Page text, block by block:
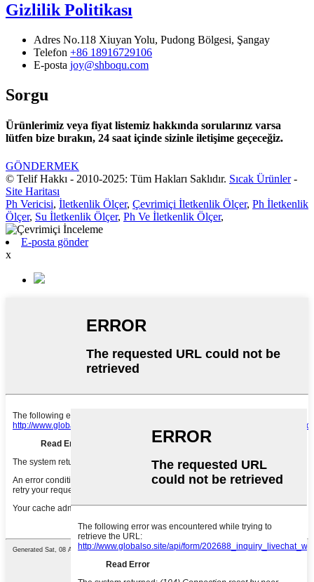
Gizlilik Politikası
Adres No.118 Xiuyan Yolu, Pudong Bölgesi, Şangay
Telefon +86 18916729106
E-posta joy@shboqu.com
Sorgu
Ürünlerimiz veya fiyat listemiz hakkında sorularınız varsa
lütfen bize bırakın, 24 saat içinde sizinle iletişime geçeceğiz.
GÖNDERMEK
© Telif Hakkı - 2010-2025: Tüm Hakları Saklıdır. Sıcak Ürünler-
Site Haritası
Ph Vericisi, İletkenlik Ölçer, Çevrimiçi İletkenlik Ölçer, Ph İletkenlik
Ölçer, Su İletkenlik Ölçer, Ph Ve İletkenlik Ölçer,
E-posta gönder
x